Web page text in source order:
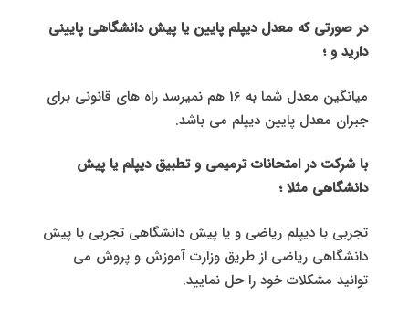
در صورتی که معدل دیپلم پایین یا پیش دانشگاهی پایینی
دارید و ؛
میانگین معدل شما به 16 هم نمیرسد راه های قانونی برای
جبران معدل پایین دیپلم می باشد.
با شرکت در امتحانات ترمیمی و تطبیق دیپلم یا پیش
دانشگاهی مثلا ؛
تجربی با دیپلم ریاضی و یا پیش دانشگاهی تجربی با پیش
دانشگاهی ریاضی از طریق وزارت آموزش و پروش می
توانید مشکلات خود را حل نمایید.